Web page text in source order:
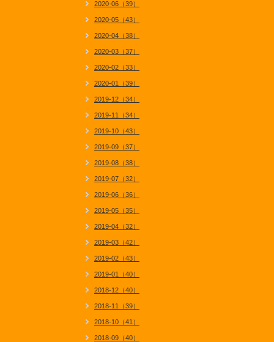
2020-06（39）
2020-05（43）
2020-04（38）
2020-03（37）
2020-02（33）
2020-01（39）
2019-12（34）
2019-11（34）
2019-10（43）
2019-09（37）
2019-08（38）
2019-07（32）
2019-06（36）
2019-05（35）
2019-04（32）
2019-03（42）
2019-02（43）
2019-01（40）
2018-12（40）
2018-11（39）
2018-10（41）
2018-09（40）